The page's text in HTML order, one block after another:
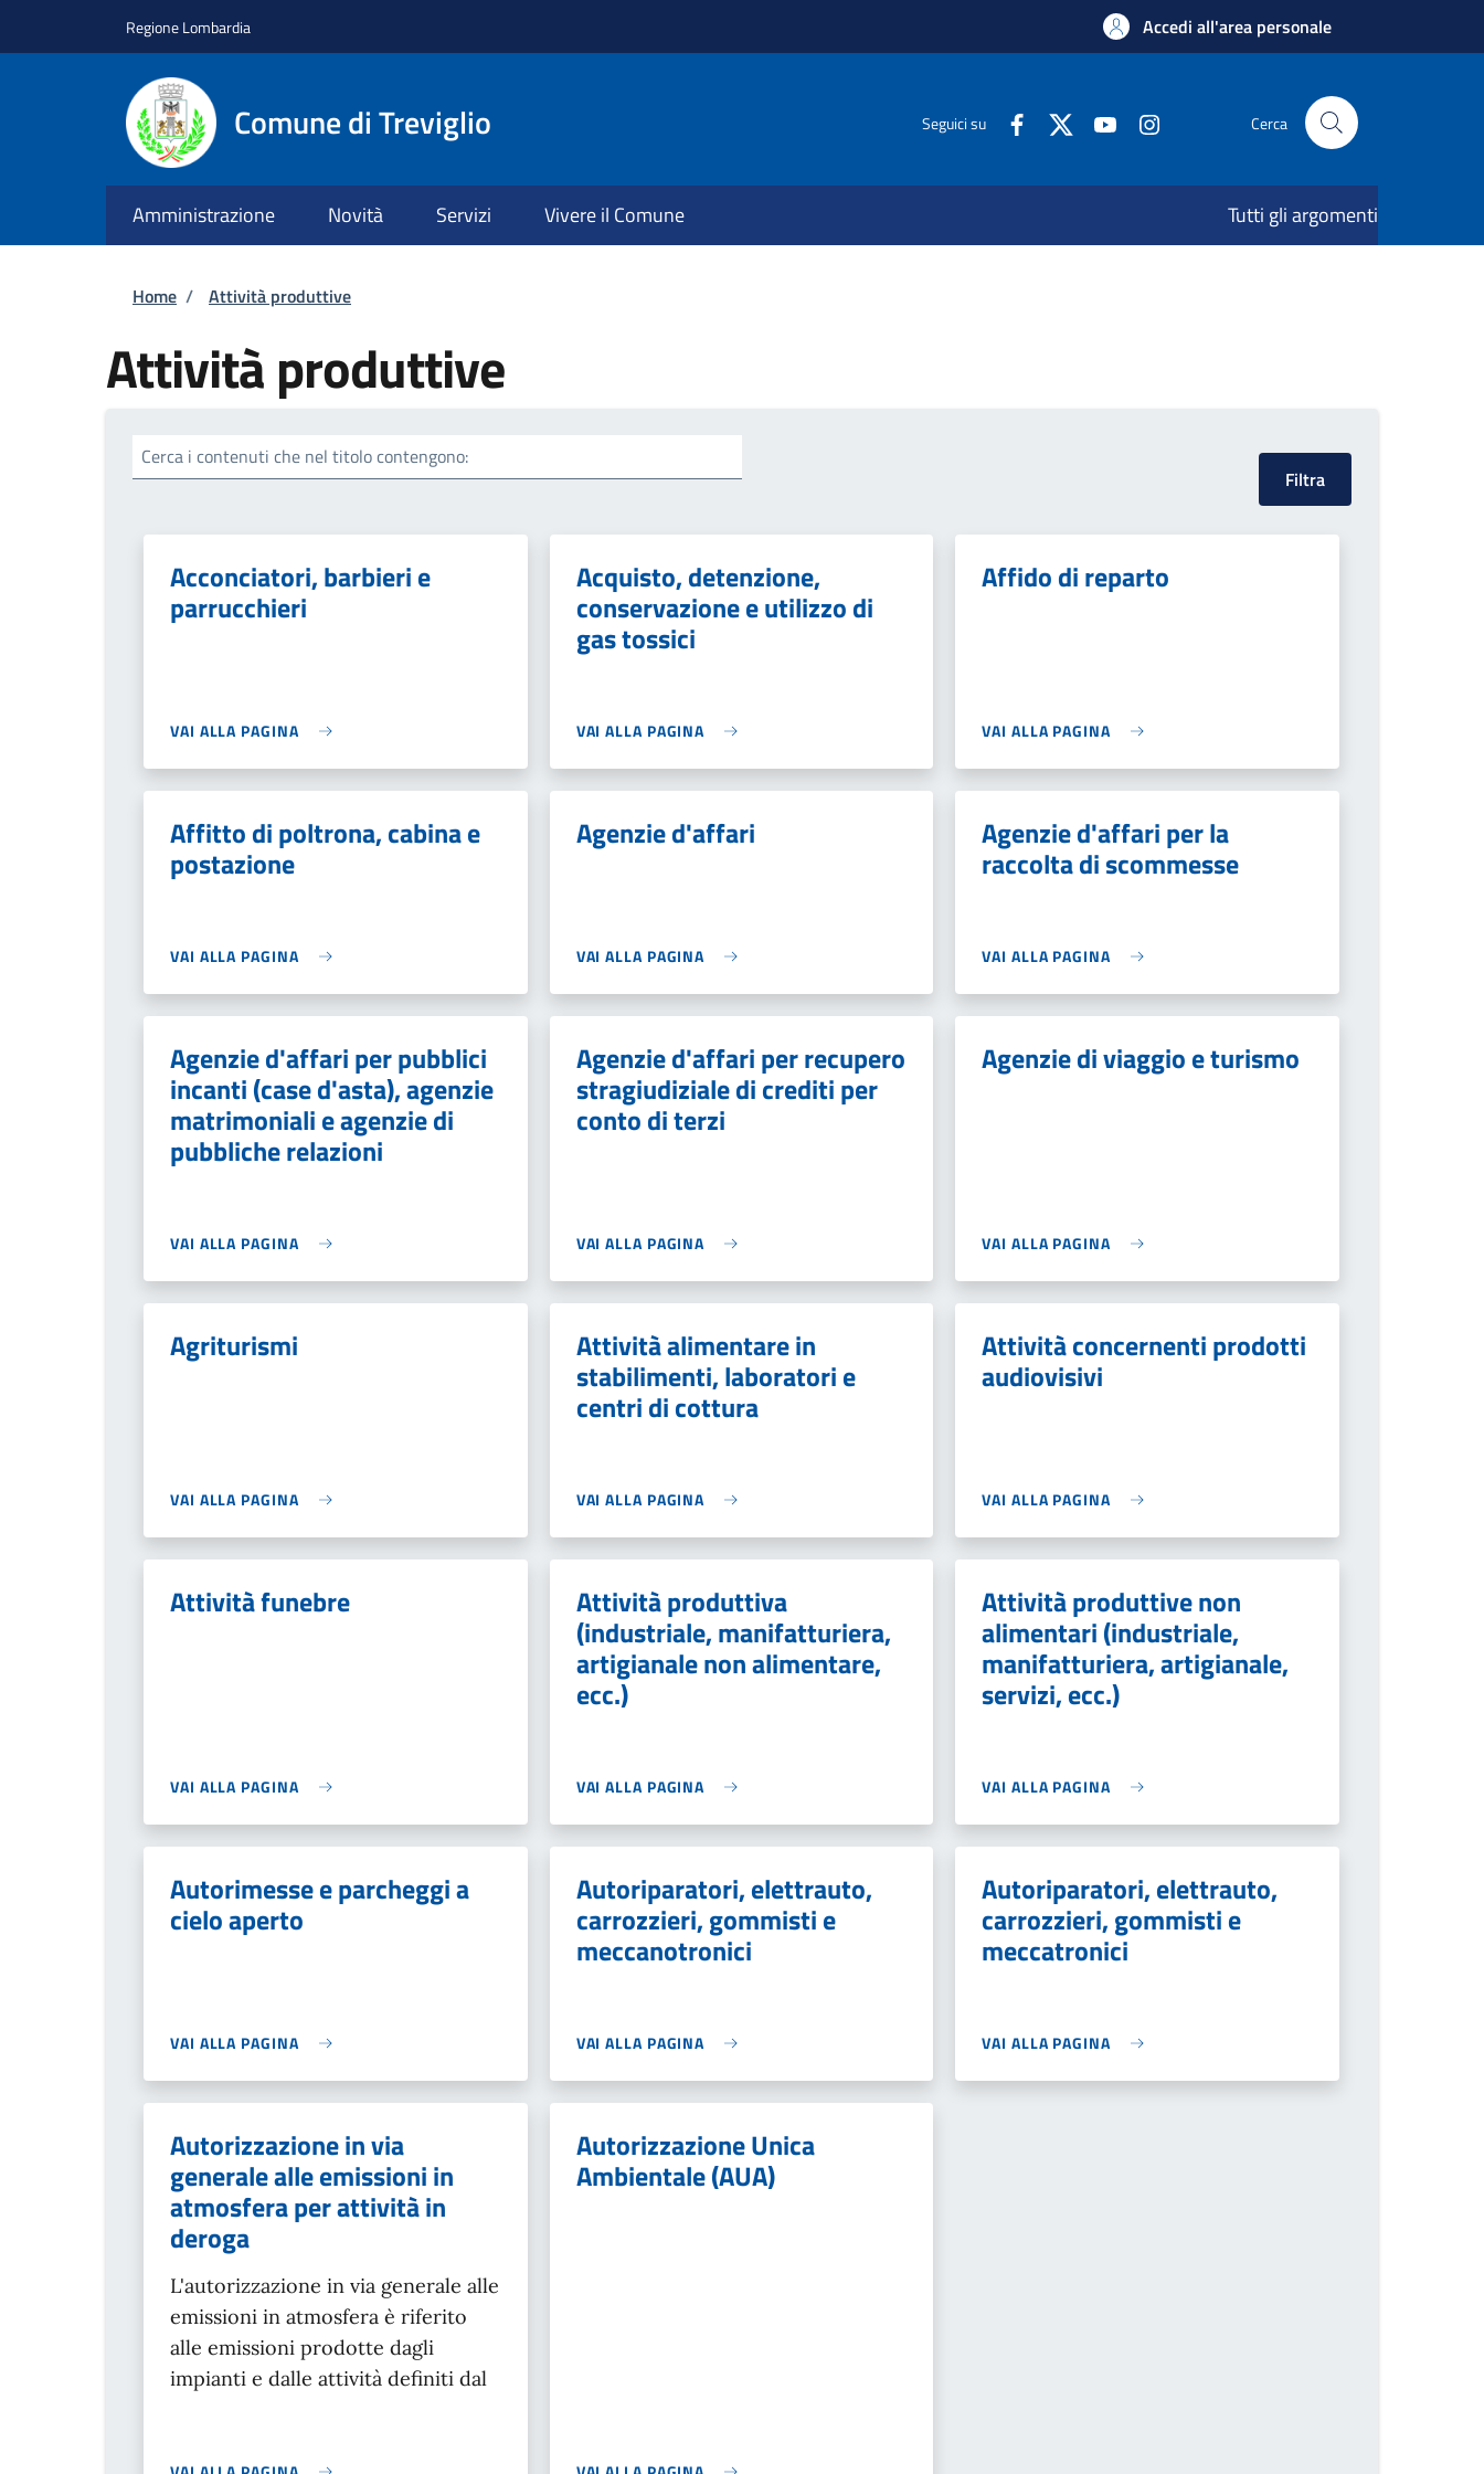
Regione Lombardia Accedi all'area personale
Comune di Treviglio Seguici su Cerca
Amministrazione Novità Servizi Vivere il Comune Tutti gli argomenti
Briciole di pane
Home / Attività produttive
Attività produttive
Cerca i contenuti che nel titolo contengono:
Acconciatori, barbieri e
parrucchieri
VAI ALLA PAGINA
Acquisto, detenzione,
conservazione e utilizzo di
gas tossici
VAI ALLA PAGINA
Affido di reparto
VAI ALLA PAGINA
Affitto di poltrona, cabina e
postazione
VAI ALLA PAGINA
Agenzie d'affari
VAI ALLA PAGINA
Agenzie d'affari per la
raccolta di scommesse
VAI ALLA PAGINA
Agenzie d'affari per pubblici
incanti (case d'asta), agenzie
matrimoniali e agenzie di
pubbliche relazioni
VAI ALLA PAGINA
Agenzie d'affari per recupero
stragiudiziale di crediti per
conto di terzi
VAI ALLA PAGINA
Agenzie di viaggio e turismo
VAI ALLA PAGINA
Agriturismi
VAI ALLA PAGINA
Attività alimentare in
stabilimenti, laboratori e
centri di cottura
VAI ALLA PAGINA
Attività concernenti prodotti
audiovisivi
VAI ALLA PAGINA
Attività funebre
VAI ALLA PAGINA
Attività produttiva
(industriale, manifatturiera,
artigianale non alimentare,
ecc.)
VAI ALLA PAGINA
Attività produttive non
alimentari (industriale,
manifatturiera, artigianale,
servizi, ecc.)
VAI ALLA PAGINA
Autorimesse e parcheggi a
cielo aperto
VAI ALLA PAGINA
Autoriparatori, elettrauto,
carrozzieri, gommisti e
meccanotronici
VAI ALLA PAGINA
Autoriparatori, elettrauto,
carrozzieri, gommisti e
meccatronici
VAI ALLA PAGINA
Autorizzazione in via
generale alle emissioni in
atmosfera per attività in
deroga
L'autorizzazione in via generale alle
emissioni in atmosfera è riferito
alle emissioni prodotte dagli
impianti e dalle attività definiti dal
Autorizzazione Unica
Ambientale (AUA)